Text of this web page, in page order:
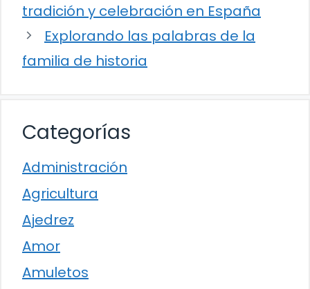
tradición y celebración en España
Explorando las palabras de la
familia de historia
Categorías
Administración
Agricultura
Ajedrez
Amor
Amuletos